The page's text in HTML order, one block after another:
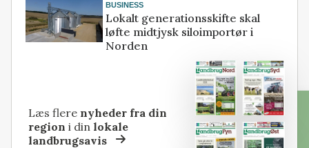
BUSINESS
Lokalt generationsskifte skal
løfte midtjysk siloimportør i
Norden
Læs flere nyheder fra din
region i dinlokale
landbrugsavis